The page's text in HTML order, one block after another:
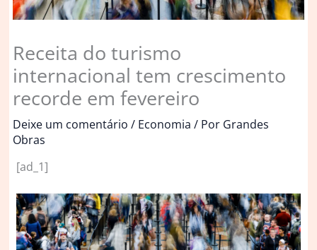
Receita do turismo
internacional tem crescimento
recorde em fevereiro
Deixe um comentário / Economia / Por Grandes
Obras
[ad_1]